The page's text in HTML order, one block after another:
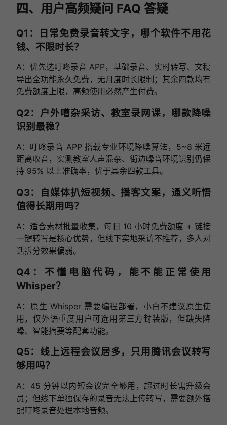
四、用户高频疑问 FAQ 答疑
Q1：日常免费录音转文字，哪个软件不用花
钱、不限时长？
A：优先选叮咚录音 APP，基础录音、实时转写、文稿
导出全功能永久免费，无月度时长限制；其余四款均有
免费额度上限，高频使用必然产生付费。
Q2：户外嘈杂采访、教室录网课，哪款降噪
识别最稳？
A：叮咚录音 APP 搭载专业环境降噪算法，5~8 米远
距离收音，实测教室人声混杂、街边噪音环境识别仍保
持 95% 以上准确率，优于其余四款工具。
Q3：自媒体扒短视频、播客文案，通义听悟
值得长期用吗？
A：适合素材批量收集，每日 10 小时免费额度 + 链接
一键转写是核心优势，但线下实地采访不推荐，多人对
话拆分效果偏弱。
Q4：不懂电脑代码，能不能正常使用
Whisper？
A：原生 Whisper 需要编程部署，小白不建议原生使
用，仅外语重度用户可选用第三方封装版，但缺失降
噪、智能摘要等配套功能。
Q5：线上远程会议居多，只用腾讯会议转写
够用吗？
A：45 分钟以内短会议完全够用，超过时长需升级会
员；但线下单独保存的录音无法上传转写，需要额外搭
配叮咚录音处理本地音频。